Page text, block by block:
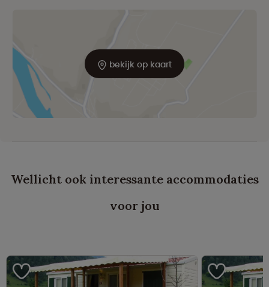
bekijk op kaart
Wellicht ook interessante accommodaties
voor jou